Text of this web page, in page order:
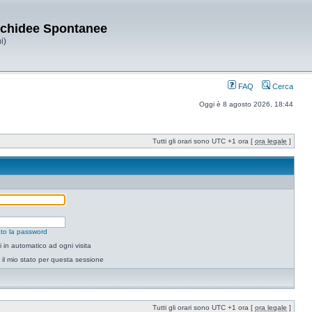
Spontanee
FAQ Cerca
Oggi è 8 agosto 2026, 18:44
Tutti gli orari sono UTC +1 ora [ ora legale ]
la password
in automatico ad ogni visita
il mio stato per questa sessione
Tutti gli orari sono UTC +1 ora [ ora legale ]